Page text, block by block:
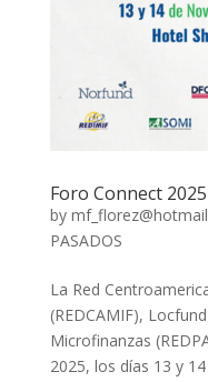
Foro Connect 2025
by
PASADOS
La Red
(REDCAMIF),
Microfinanzas
2025, los días 13 y